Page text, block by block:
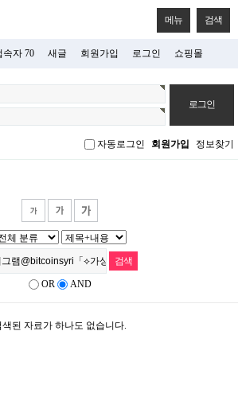
메뉴 검색
속자 70 새글 회원가입 로그인 쇼핑몰
자동로그인 회원가입 정보찾기
OR AND
색된 자료가 하나도 없습니다.